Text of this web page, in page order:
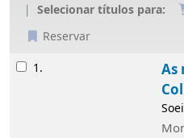
Selecionar títulos para:
Reservar
Resultados
1. As